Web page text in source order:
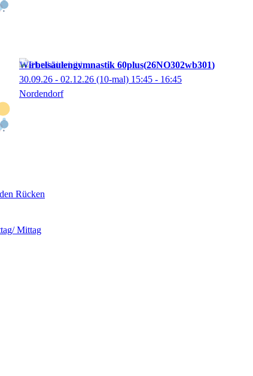
Wirbelsäulengymnastik 60plus 26NO302wb301
30.09.26 - 02.12.26 (10-mal) 15:45 - 16:45
Nordendorf
Rücken
Mittag